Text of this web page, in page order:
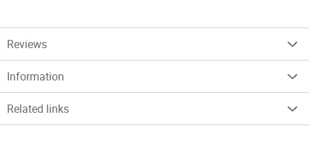
Reviews
Information
Related links